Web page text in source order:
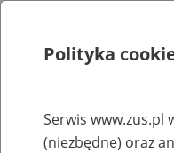
Rejestry, ewidencje i archiwa
Polityka
Serwis www.zus.pl
(niezbędne) oraz